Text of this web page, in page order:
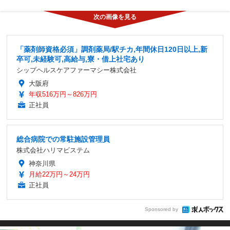
「薬剤師資格必須」調剤薬局/駅チカ,年間休日120日以上,新
卒可,未経験可,高給与,寮・借上社宅あり
シップヘルスケアファーマシー株式会社
大阪府
年収516万円～826万円
正社員
総合病院での常駐施設管理員
株式会社ハリマビステム
神奈川県
月給22万円～24万円
正社員
Sponsored by